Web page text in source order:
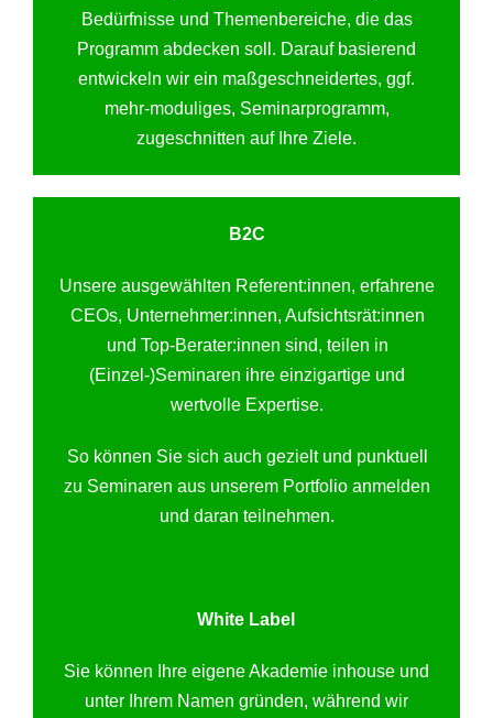
Bedürfnisse und Themenbereiche, die das
Programm abdecken soll. Darauf basierend
entwickeln wir ein maßgeschneidertes, ggf.
mehr-moduliges, Seminarprogramm,
zugeschnitten auf Ihre Ziele.
B2C
Unsere ausgewählten Referent:innen, erfahrene
CEOs, Unternehmer:innen, Aufsichtsrät:innen
und Top-Berater:innen sind, teilen in
(Einzel-)Seminaren ihre einzigartige und
wertvolle Expertise.
So können Sie sich auch gezielt und punktuell
zu Seminaren aus unserem Portfolio anmelden
und daran teilnehmen.
White Label
Sie können Ihre eigene Akademie inhouse und
unter Ihrem Namen gründen, während wir